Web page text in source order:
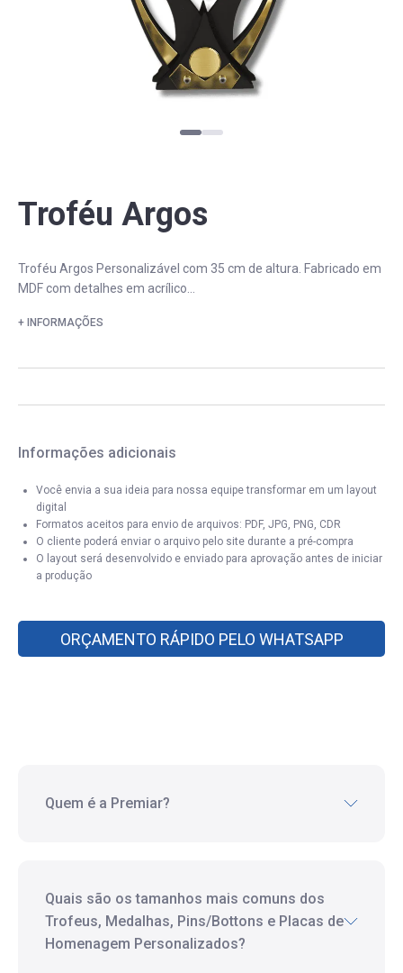
Troféu Argos
Troféu Argos Personalizável com 35 cm de altura. Fabricado em
MDF com detalhes em acrílico...
+ INFORMAÇÕES
Informações adicionais
Você envia a sua ideia para nossa equipe transformar em um layout
digital
Formatos aceitos para envio de arquivos: PDF, JPG, PNG, CDR
O cliente poderá enviar o arquivo pelo site durante a pré-compra
O layout será desenvolvido e enviado para aprovação antes de iniciar
a produção
ORÇAMENTO RÁPIDO PELO WHATSAPP
Quem é a Premiar?
Quais são os tamanhos mais comuns dos
Trofeus, Medalhas, Pins/Bottons e Placas de
Homenagem Personalizados?